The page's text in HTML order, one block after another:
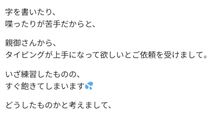
字を書いたり、
喋ったりが苦手だからと、
親御さんから、
タイピングが上手になって欲しいとご依頼を受けまして。
いざ練習したものの、
すぐ飽きてしまいます
どうしたものかと考えまして、